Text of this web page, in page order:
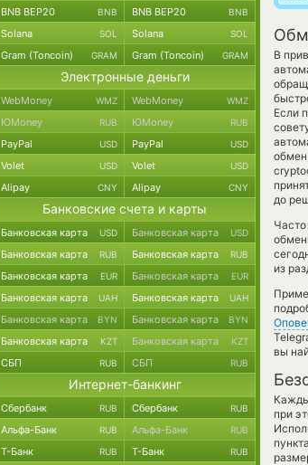
В
Если
до
Часто
из
вы
при
BNB BEP20 BNB BNB BEP20 BNB
Solana SOL Solana SOL
Gram (Toncoin) GRAM Gram (Toncoin) GRAM
Электронные деньги
WebMoney WMZ WebMoney WMZ
ЮMoney RUB ЮMoney RUB
PayPal USD PayPal USD
Volet USD Volet USD
Alipay CNY Alipay CNY
Банковские счета и карты
Банковская карта USD Банковская карта USD
Банковская карта RUB Банковская карта RUB
Банковская карта EUR Банковская карта EUR
Банковская карта UAH Банковская карта UAH
Банковская карта BYN Банковская карта BYN
Банковская карта KZT Банковская карта KZT
СБП RUB СБП RUB
Интернет-банкинг
Сбербанк RUB Сбербанк RUB
Альфа-Банк RUB Альфа-Банк RUB
Т-Банк RUB Т-Банк RUB